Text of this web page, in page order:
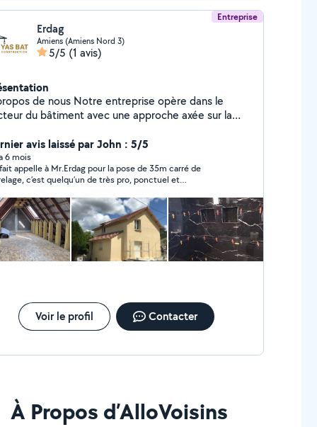
Entreprise
Erdag
Amiens (Amiens Nord 3)
5/5 (1 avis)
de nous Notre entreprise opère dans le
du bâtiment avec une approche axée sur la
des solutions modernes pour les projets de
et de rénovation, en plaçant la
du client au cœur de notre travail. Nos
clé en main Rénovation et
intérieure Travaux de façade intérieure et
et isolation Suivi et réalisation de
équipe expérimentée et à
de matériaux de qualité, nous réalisons vos
en toute confiance.
avis laissé par John : 5/5
6 mois
fait appelle à Mr.Erdag pour la pose de 35m carré de
c’est quelqu’un de très pro, ponctuel et
Voir le profil Contacter
À Propos d’AlloVoisins